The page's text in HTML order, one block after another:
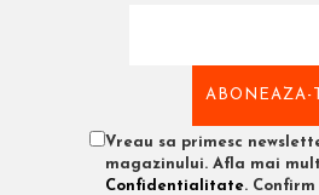
Vreau sa primesc
magazinului. Afla mai
Confidentialitate.